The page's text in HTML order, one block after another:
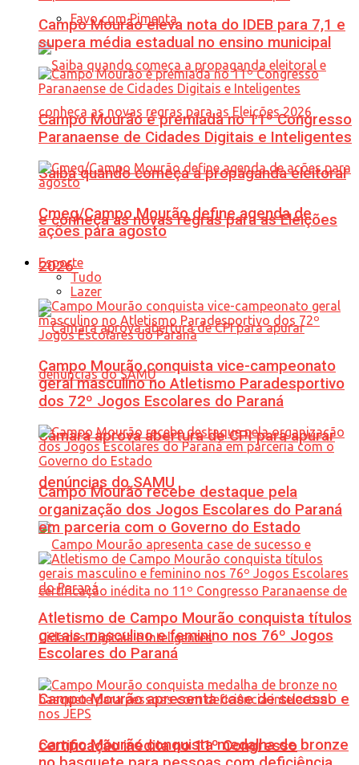
Favo com Pimenta
Saiba quando começa a propaganda eleitoral
e conheça as novas regras para as Eleições
2026
Câmara aprova abertura de CPI para apurar
denúncias do SAMU
Campo Mourão apresenta case de sucesso e
certificação inédita no 11º Congresso
Campo Mourão eleva nota do IDEB para 7,1 e
supera média estadual no ensino municipal
Campo Mourão é premiada no 11º Congresso
Paranaense de Cidades Digitais e Inteligentes
Cmeg/Campo Mourão define agenda de
ações para agosto
Esporte
Tudo
Lazer
Campo Mourão conquista vice-campeonato
geral masculino no Atletismo Paradesportivo
dos 72º Jogos Escolares do Paraná
Campo Mourão recebe destaque pela
organização dos Jogos Escolares do Paraná
em parceria com o Governo do Estado
Atletismo de Campo Mourão conquista títulos
gerais masculino e feminino nos 76º Jogos
Escolares do Paraná
Campo Mourão conquista medalha de bronze